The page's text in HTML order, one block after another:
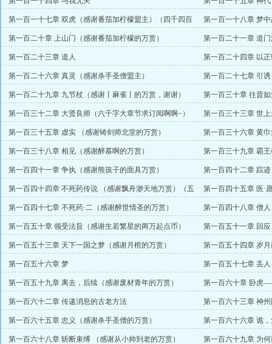
第一百一十七章 双虎（感谢番茄加柠檬盟主）（四千四百
字，卡文一更）
第一百一十八章 梦
第一百二十章 上山门（感谢番茄加柠檬的万赏） 第一百二十一章 道
第一百二十三章 道人
第一百二十四章 以
币）（大章求订阅）
第一百二十六章 真灵（感谢杀手圣僧盟主） 第一百二十七章 引
第一百二十九章 九节杖（感谢丨麻雀丨的万赏，谢谢）
（大章求订阅！）
第一百三十章 往昔
主）
第一百三十二章 大贤良师（六千字大章节求订阅啊啊~）
第一百三十三章 世
主）
第一百三十五章 虚实 （感谢铸剑师北堂的万赏）
第一百三十六章 黄
币）（大章整理思路）
第一百三十八章 相见（感谢醉慕啊的万赏） 第一百三十九章 霸
第一百四十一章 争执（感谢熊孩子的面具万赏）
第一百四十二章 踪
万起点币）
第一百四十四章 不死药传说 （感谢飘舟渺天地万赏）（五
千字大章求订阅）
第一百四十五章 医·
第一百四十七章 不死药·二（感谢醉世情圣的万赏） 第一百四十八章 僧
第一百五十章 领受法旨（感谢生若繁星的两万起点币） 第一百五十一章 回
第一百五十三章 天下一国之梦（感谢月棺的万赏）
第一百五十四章 岁
主）
第一百五十六章 梦 第一百五十七章 丢
第一百五十九章 离去，后续（感谢废材青年的万赏） 第一百六十章 卧虎
第一百六十二章 传递消息的古老方法 第一百六十三章 神
第一百六十五章 忠义（感谢杀手圣僧的万赏）
第一百六十六章 诡
赏）
第一百六十八章 斩断束缚 （感谢从小帅到老的万赏） 第一百六十九章 为